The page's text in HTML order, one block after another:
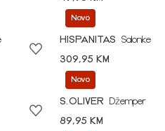
Novo
HISPANITAS
Salonke
309,95 KM
Novo
S.OLIVER
Džemper
89,95 KM